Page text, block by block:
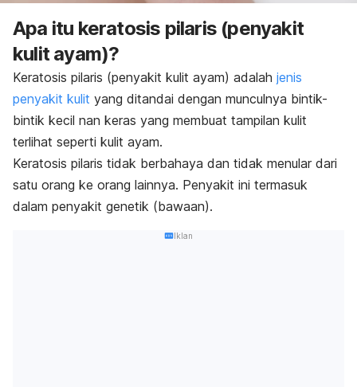
Apa itu keratosis pilaris (penyakit
kulit ayam)?
Keratosis pilaris (penyakit kulit ayam) adalah jenis
penyakit kulit yang ditandai dengan munculnya bintik-
bintik kecil nan keras yang membuat tampilan kulit
terlihat seperti kulit ayam.
Keratosis pilaris tidak berbahaya dan tidak menular dari
satu orang ke orang lainnya. Penyakit ini termasuk
dalam penyakit genetik (bawaan).
Iklan